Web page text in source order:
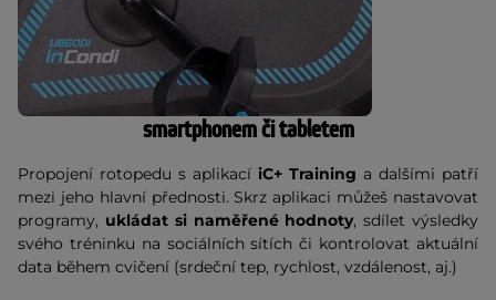
smartphonem či tabletem
Propojení rotopedu s aplikací iC+ Training a dalšími patří
mezi jeho hlavní přednosti. Skrz aplikaci můžeš nastavovat
programy, ukládat si naměřené hodnoty, sdílet výsledky
svého tréninku na sociálních sítích či kontrolovat aktuální
data během cvičení (srdeční tep, rychlost, vzdálenost, aj.)